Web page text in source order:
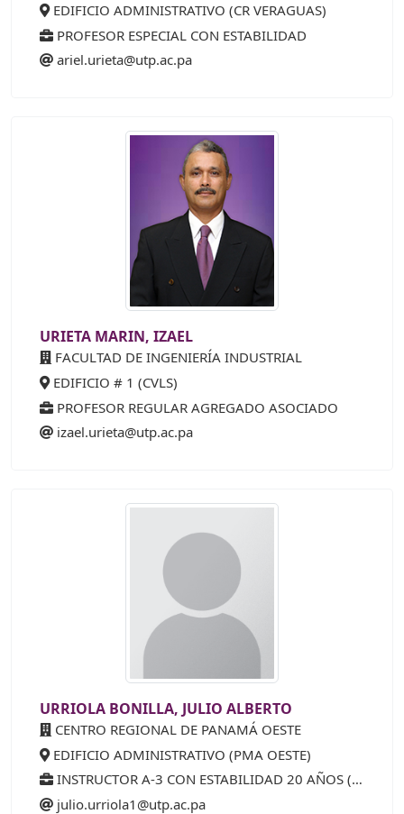
EDIFICIO ADMINISTRATIVO (CR VERAGUAS)
PROFESOR ESPECIAL CON ESTABILIDAD
ariel.urieta@utp.ac.pa
URIETA MARIN, IZAEL
FACULTAD DE INGENIERÍA INDUSTRIAL
EDIFICIO # 1 (CVLS)
PROFESOR REGULAR AGREGADO ASOCIADO
izael.urieta@utp.ac.pa
URRIOLA BONILLA, JULIO ALBERTO
CENTRO REGIONAL DE PANAMÁ OESTE
EDIFICIO ADMINISTRATIVO (PMA OESTE)
INSTRUCTOR A-3 CON ESTABILIDAD 20 AÑOS (40%)
julio.urriola1@utp.ac.pa